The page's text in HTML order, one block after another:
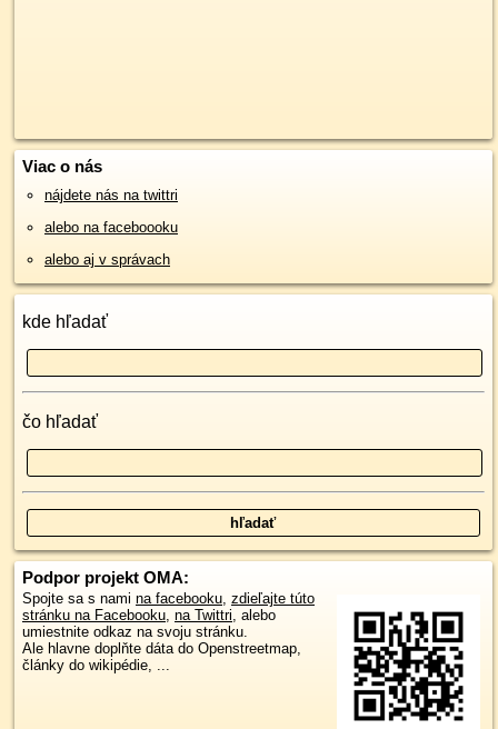
Viac o nás
nájdete nás na twittri
alebo na faceboooku
alebo aj v správach
kde hľadať
čo hľadať
Podpor projekt OMA:
Spojte sa s nami na facebooku, zdieľajte túto
stránku na Facebooku, na Twittri, alebo
umiestnite odkaz na svoju stránku.
Ale hlavne doplňte dáta do Openstreetmap,
články do wikipédie, ...